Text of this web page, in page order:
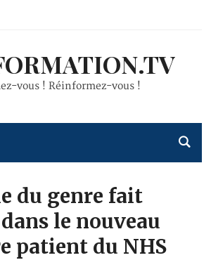
vous ! Réinformez-vous !
du genre fait
le nouveau
patient du NHS